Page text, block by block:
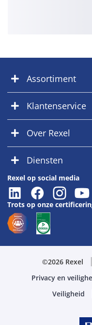
Assortiment
Klantenservice
Over Rexel
Diensten
Rexel op social media
Trots op onze
©2026 Rexel
Privacy en
Veiligheid